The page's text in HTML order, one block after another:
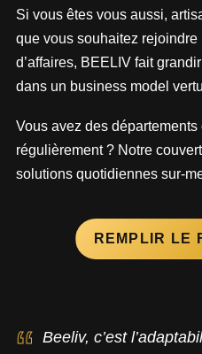
Si vous êtes vous aussi,
que vous souhaitez
d’affaires, BEELIV fait
dans un business model
Vous avez des
régulièrement ? Notre
solutions quotidiennes sur-
REMPLIR LE
Beeliv, c’est